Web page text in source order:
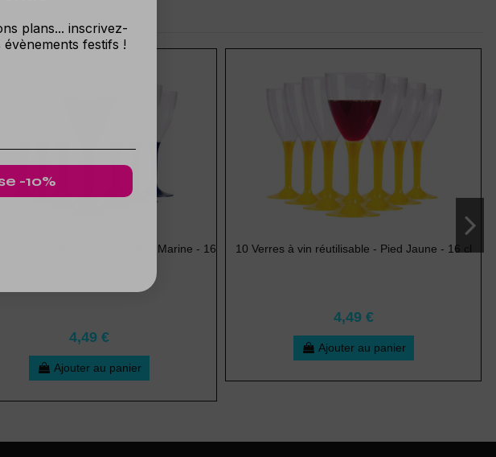
à vin réutilisable - Pied Bleu Marine - 16
4,49 €
Ajouter au panier
10 Verres à vin réutilisable - Pied Jaune - 16 cl
4,49 €
Ajouter au panier
plans... inscrivez-
festifs !
-10%